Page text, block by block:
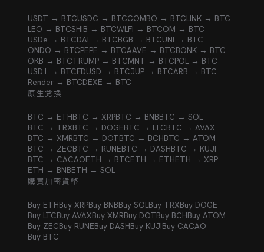
USDT → BTCUSDC → BTCCOMBO → BTCLINK → BTC
LEO → BTCSHIB → BTCWLFI → BTCOM → BTC
USDe → BTCDAI → BTCBGB → BTCUNI → BTC
ONDO → BTCPEPE → BTCAAVE → BTCBONK → BTC
OKB → BTCTRUMP → BTCMNT → BTCPOL → BTC
USD1 → BTCFDUSD → BTCJUP → BTCARB → BTC
Render → BTCDEXE → BTC
原生兌換
BTC → ETHBTC → XRPBTC → BNBBTC → SOL
BTC → TRXBTC → DOGEBTC → LTCBTC → AVAX
BTC → XMRBTC → DOTBTC → BCHBTC → ATOM
BTC → ZECBTC → RUNEBTC → DASHBTC → KUJI
BTC → CACAOETH → BTCETH → ETHETH → XRP
ETH → BNBETH → SOL
購買加密貨幣
Buy ETHBuy XRPBuy BNBBuy SOLBuy TRXBuy DOGE
Buy LTCBuy AVAXBuy XMRBuy DOTBuy BCHBuy ATOM
Buy ZECBuy RUNEBuy DASHBuy KUJIBuy CACAO
Buy BTC